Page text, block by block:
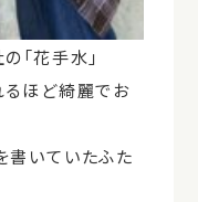
「花手水」
ほど綺麗でお
書いていたふた